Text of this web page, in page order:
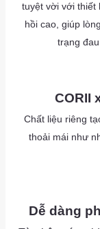
tuyệt vời với thiết
hồi cao, giúp
trạng
CORII
Chất liệu riêng
thoải mái như
Dễ dàng